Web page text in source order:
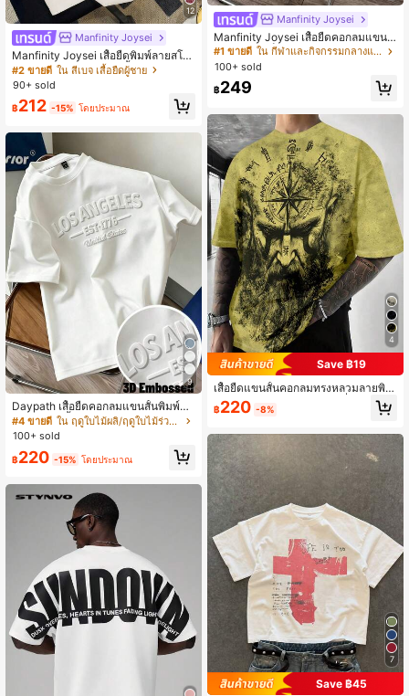
12
Manfinity Joysei
Manfinity Joysei เสื้อยืดพิมพ์ลายสโล
แกนรถยนต์ แต่งข้อมือสีน้ำตาลสำหรับ
ผู้ชาย
#2 ขายดี ใน สีเบจ เสื้อยืดผู้ชาย
90+ sold
฿212 -15% โดยประมาณ
9
Daypath เสื้อยืดคอกลมแขนสั้นพิมพ์ลา
ยตัวอักษรสีพื้นสำหรับผู้ชาย, ฤดูร้อน
#4 ขายดี
ใน ฤดูใบไม้ผลิ/ฤดูใบไม้ร่วง เสื้อยืดผู้ชาย
100+ sold
฿220 -15% โดยประมาณ
Manfinity Joysei
Manfinity Joysei เสื้อยืดคอกลมแขนสั้
นพิมพ์ลายบล็อกสีสำหรับผู้ชาย, เหมาะ
สำหรับฤดูใบไม้ผลิและฤดูร้อน
#1 ขายดี
ใน กีฬาและกิจกรรมกลางแจ้ง - Athleisure เสื้อผู้ชาย
100+ sold
฿249
4
Save ฿19
เสื้อยืดแขนสั้นคอกลมทรงหลวมลายพิม
พ์หัวกะโหลกสไตล์เรโทรแฟชั่นสำหรับผู้
ชาย
฿220 -8%
7
Save ฿45